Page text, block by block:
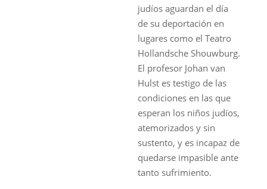
judíos aguardan el día
de su deportación en
lugares como el Teatro
Hollandsche Shouwburg.
El profesor Johan van
Hulst es testigo de las
condiciones en las que
esperan los niños judíos,
atemorizados y sin
sustento, y es incapaz de
quedarse impasible ante
tanto sufrimiento.